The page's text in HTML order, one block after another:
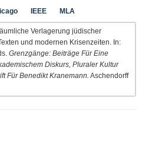
IEEE MLA
Verlagerung jüdischer
und modernen Krisenzeiten. In:
Grenzgänge: Beiträge Für Eine
Diskurs, Pluraler Kultur
Für Benedikt Kranemann. Aschendorff